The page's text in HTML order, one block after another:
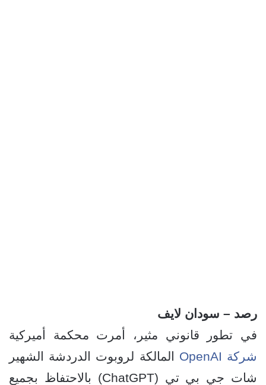
رصد – سودان لايف
في تطور قانوني مثير، أمرت محكمة أميركية
شركة OpenAI
المالكة لروبوت الدردشة الشهير
شات جي بي تي (ChatGPT) بالاحتفاظ بجميع